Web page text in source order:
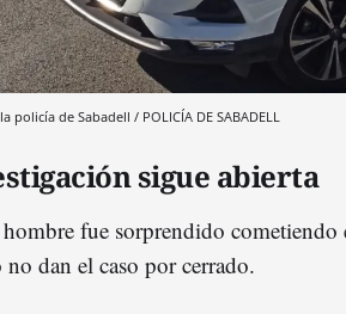
policía de Sabadell / POLICÍA DE SABADELL
sigue abierta
fue sorprendido cometiendo
dan el caso por cerrado.